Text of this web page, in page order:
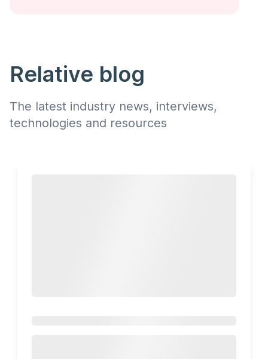
Relative blog
The latest industry news, interviews,
technologies and resources